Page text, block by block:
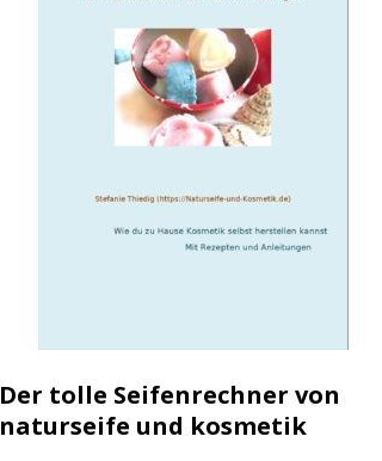
Der tolle Seifenrechner von
naturseife und kosmetik